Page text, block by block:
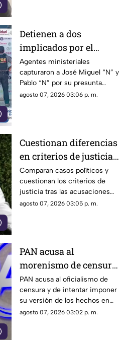
Detienen a dos
implicados por el
homicidio de Violeta en
su estética en Acapulco
Agentes ministeriales
capturaron a José Miguel “N” y
Pablo “N” por su presunta
responsabilidad en el
agosto 07, 2026 03:06 p. m.
Cuestionan diferencias
en criterios de justicia
por casos políticos en
Guerrero y Sinaloa
Comparan casos políticos y
cuestionan los criterios de
justicia tras las acusaciones
contra exfuncionarios de
agosto 07, 2026 03:05 p. m.
PAN acusa al
morenismo de censura
y de imponer narrativa
en el debate público
PAN acusa al oficialismo de
censura y de intentar imponer
su versión de los hechos en
medio del debate político
agosto 07, 2026 03:02 p. m.